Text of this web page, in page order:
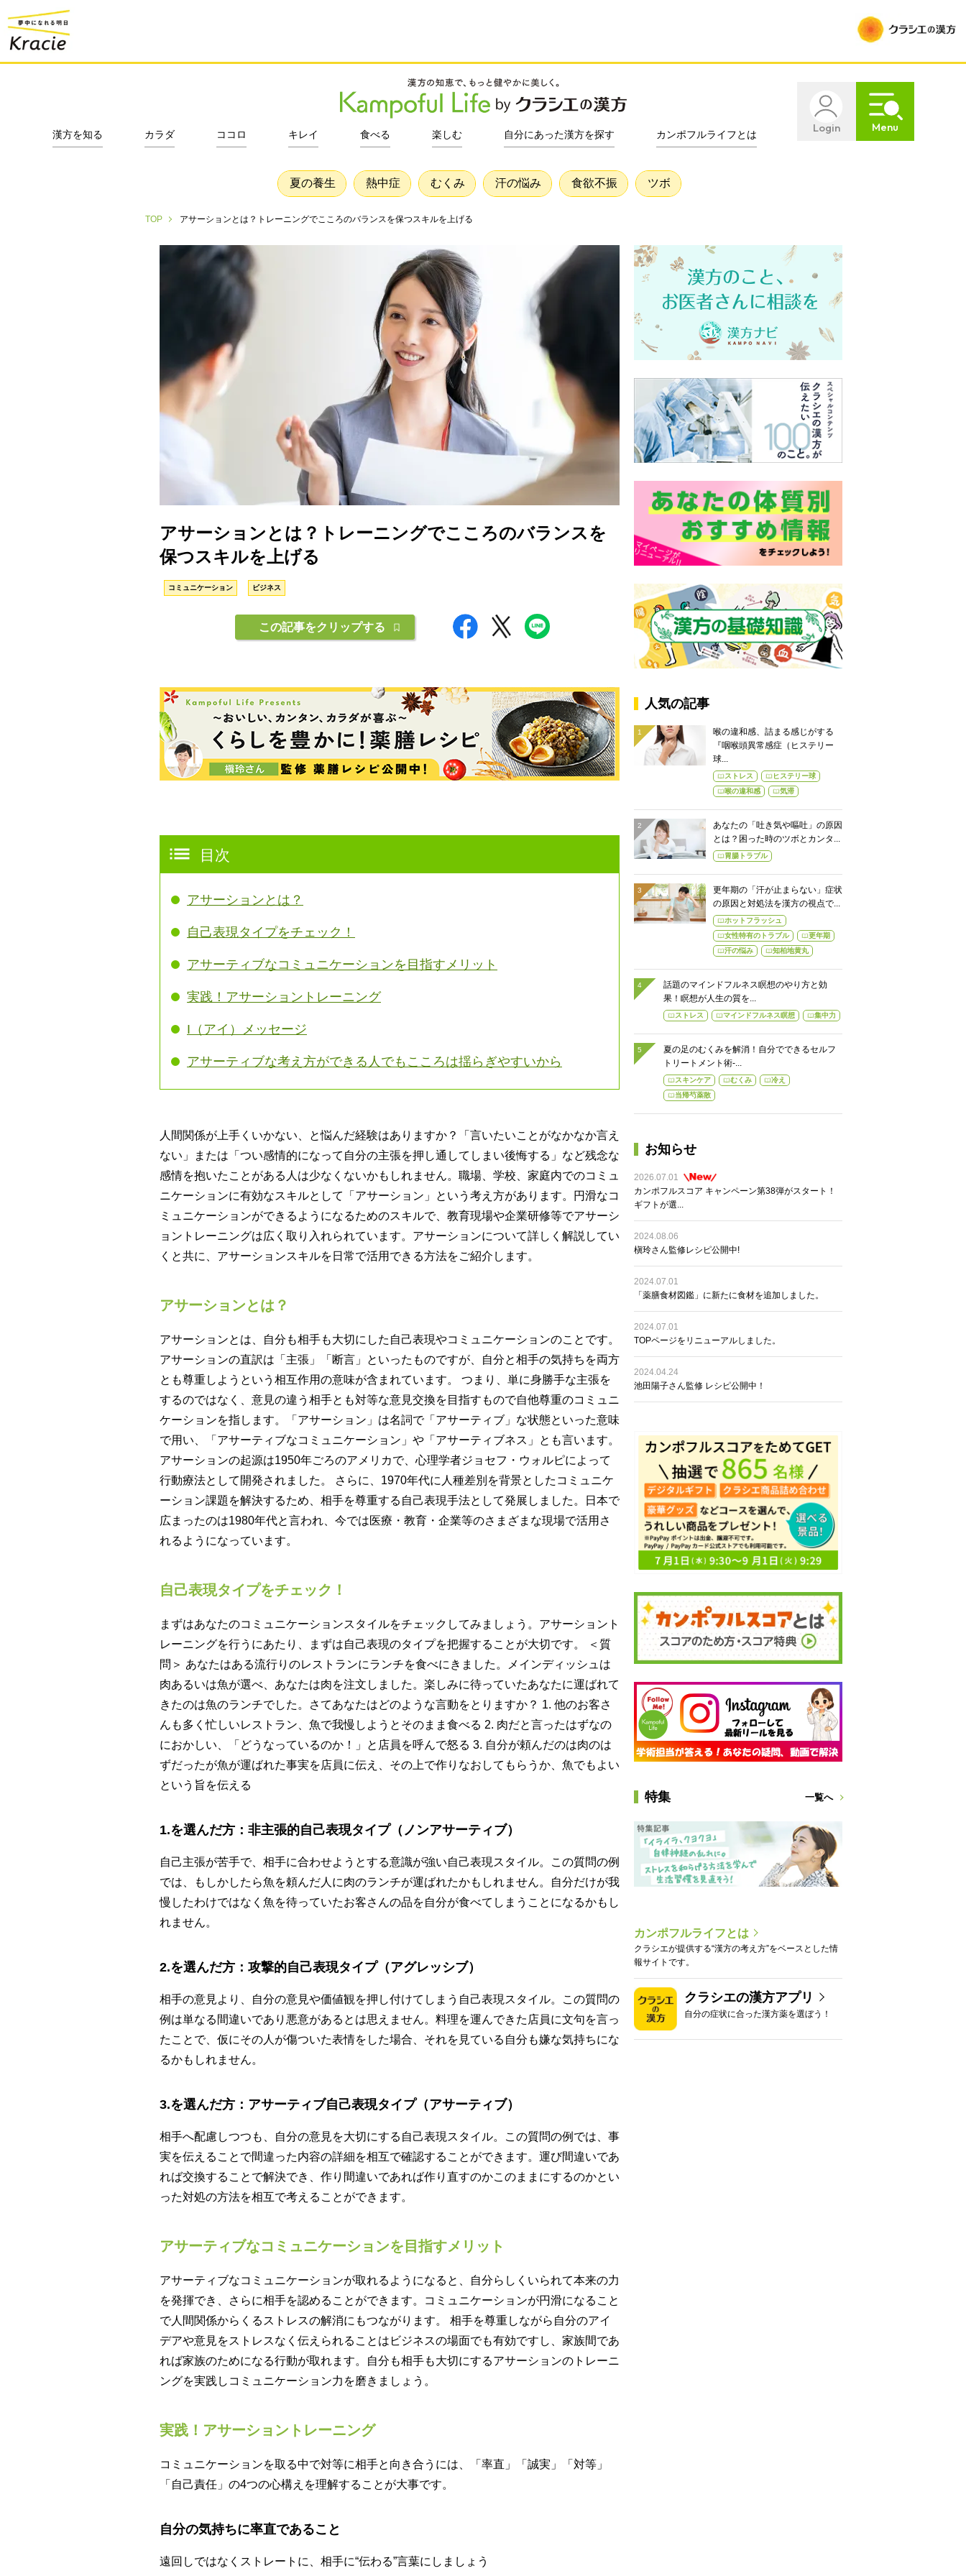
Login Menu
漢方を知る カラダ ココロ キレイ 食べる 楽しむ 自分にあった漢方を探す カンポフルライフとは
夏の養生 熱中症 むくみ 汗の悩み 食欲不振 ツボ
TOP アサーションとは？トレーニングでこころのバランスを保つスキルを上げる
アサーションとは？トレーニングでこころのバランスを
保つスキルを上げる
コミュニケーション ビジネス
この記事をクリップする
目次
アサーションとは？
自己表現タイプをチェック！
アサーティブなコミュニケーションを目指すメリット
実践！アサーショントレーニング
I（アイ）メッセージ
アサーティブな考え方ができる人でもこころは揺らぎやすいから
人間関係が上手くいかない、と悩んだ経験はありますか？「言いたいことがなかなか言え
ない」または「つい感情的になって自分の主張を押し通してしまい後悔する」など残念な
感情を抱いたことがある人は少なくないかもしれません。職場、学校、家庭内でのコミュ
ニケーションに有効なスキルとして「アサーション」という考え方があります。円滑なコ
ミュニケーションができるようになるためのスキルで、教育現場や企業研修等でアサーシ
ョントレーニングは広く取り入れられています。アサーションについて詳しく解説してい
くと共に、アサーションスキルを日常で活用できる方法をご紹介します。
アサーションとは？
アサーションとは、自分も相手も大切にした自己表現やコミュニケーションのことです。
アサーションの直訳は「主張」「断言」といったものですが、自分と相手の気持ちを両方
とも尊重しようという相互作用の意味が含まれています。 つまり、単に身勝手な主張を
するのではなく、意見の違う相手とも対等な意見交換を目指すもので自他尊重のコミュニ
ケーションを指します。「アサーション」は名詞で「アサーティブ」な状態といった意味
で用い、「アサーティブなコミュニケーション」や「アサーティブネス」とも言います。
アサーションの起源は1950年ごろのアメリカで、心理学者ジョセフ・ウォルピによって
行動療法として開発されました。 さらに、1970年代に人種差別を背景としたコミュニケ
ーション課題を解決するため、相手を尊重する自己表現手法として発展しました。日本で
広まったのは1980年代と言われ、今では医療・教育・企業等のさまざまな現場で活用さ
れるようになっています。
自己表現タイプをチェック！
まずはあなたのコミュニケーションスタイルをチェックしてみましょう。アサーショント
レーニングを行うにあたり、まずは自己表現のタイプを把握することが大切です。 ＜質
問＞ あなたはある流行りのレストランにランチを食べにきました。メインディッシュは
肉あるいは魚が選べ、あなたは肉を注文しました。楽しみに待っていたあなたに運ばれて
きたのは魚のランチでした。さてあなたはどのような言動をとりますか？ 1. 他のお客さ
んも多く忙しいレストラン、魚で我慢しようとそのまま食べる 2. 肉だと言ったはずなの
におかしい、「どうなっているのか！」と店員を呼んで怒る 3. 自分が頼んだのは肉のは
ずだったが魚が運ばれた事実を店員に伝え、その上で作りなおしてもらうか、魚でもよい
という旨を伝える
1.を選んだ方：非主張的自己表現タイプ（ノンアサーティブ）
自己主張が苦手で、相手に合わせようとする意識が強い自己表現スタイル。この質問の例
では、もしかしたら魚を頼んだ人に肉のランチが運ばれたかもしれません。自分だけが我
慢したわけではなく魚を待っていたお客さんの品を自分が食べてしまうことになるかもし
れません。
2.を選んだ方：攻撃的自己表現タイプ（アグレッシブ）
相手の意見より、自分の意見や価値観を押し付けてしまう自己表現スタイル。この質問の
例は単なる間違いであり悪意があるとは思えません。料理を運んできた店員に文句を言っ
たことで、仮にその人が傷ついた表情をした場合、それを見ている自分も嫌な気持ちにな
るかもしれません。
3.を選んだ方：アサーティブ自己表現タイプ（アサーティブ）
相手へ配慮しつつも、自分の意見を大切にする自己表現スタイル。この質問の例では、事
実を伝えることで間違った内容の詳細を相互で確認することができます。運び間違いであ
れば交換することで解決でき、作り間違いであれば作り直すのかこのままにするのかとい
った対処の方法を相互で考えることができます。
アサーティブなコミュニケーションを目指すメリット
アサーティブなコミュニケーションが取れるようになると、自分らしくいられて本来の力
を発揮でき、さらに相手を認めることができます。コミュニケーションが円滑になること
で人間関係からくるストレスの解消にもつながります。 相手を尊重しながら自分のアイ
デアや意見をストレスなく伝えられることはビジネスの場面でも有効ですし、家族間であ
れば家族のためになる行動が取れます。自分も相手も大切にするアサーションのトレーニ
ングを実践しコミュニケーション力を磨きましょう。
実践！アサーショントレーニング
コミュニケーションを取る中で対等に相手と向き合うには、「率直」「誠実」「対等」
「自己責任」の4つの心構えを理解することが大事です。
自分の気持ちに率直であること
遠回しではなくストレートに、相手に“伝わる”言葉にしましょう
人気の記事
喉の違和感、詰まる感じがする
『咽喉頭異常感症（ヒステリー
球...
ストレス
ヒステリー球
喉の違和感
気滞
あなたの「吐き気や嘔吐」の原因
とは？困った時のツボとカンタ...
胃腸トラブル
更年期の「汗が止まらない」症状
の原因と対処法を漢方の視点で...
ホットフラッシュ
女性特有のトラブル
更年期
汗の悩み
知柏地黄丸
話題のマインドフルネス瞑想のやり方と効
果！瞑想が人生の質を...
ストレス マインドフルネス瞑想 集中力
夏の足のむくみを解消！自分でできるセルフ
トリートメント術-...
スキンケア むくみ
冷え
当帰芍薬散
お知らせ
2026.07.01
カンポフルスコア キャンペーン第38弾がスタート！
ギフトが選...
2024.08.06
槇玲さん監修レシピ公開中!
2024.07.01
「薬膳食材図鑑」に新たに食材を追加しました。
2024.07.01
TOPページをリニューアルしました。
2024.04.24
池田陽子さん監修 レシピ公開中！
特集 一覧へ
カンポフルライフとは
クラシエが提供する“漢方の考え方”をベースとした情
報サイトです。
クラシエの漢方アプリ
自分の症状に合った漢方薬を選ぼう！